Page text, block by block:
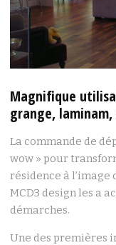
Magnifique
grange,
La commande de
wow » pour
résidence à l’image
MCD3 design les a
démarches.
Une des premières